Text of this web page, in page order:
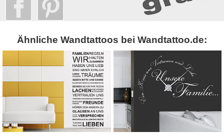
Ähnliche Wandtattoos bei Wandtattoo.de: